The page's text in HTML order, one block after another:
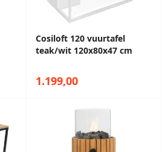
Cosiloft 120 vuurtafel
teak/wit 120x80x47 cm
1.199,00